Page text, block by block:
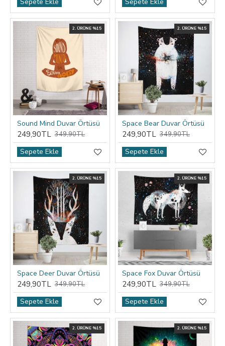
2. ÜRÜNE %15
Sound Mind Duvar Örtüsü
249,90TL 349,90TL
Sepete Ekle
2. ÜRÜNE %15
Space Bear Duvar Örtüsü
249,90TL 349,90TL
Sepete Ekle
2. ÜRÜNE %15
Space Deer Duvar Örtüsü
249,90TL 349,90TL
Sepete Ekle
2. ÜRÜNE %15
Space Fox Duvar Örtüsü
249,90TL 349,90TL
Sepete Ekle
2. ÜRÜNE %15 2. ÜRÜNE %15